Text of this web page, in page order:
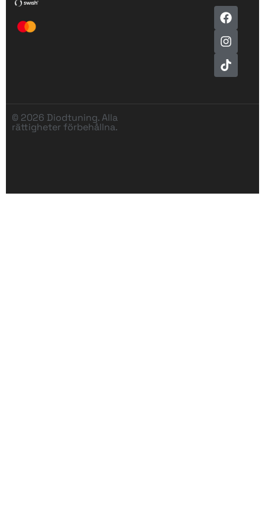
© 2026 Diodtuning. Alla
rättigheter förbehållna.